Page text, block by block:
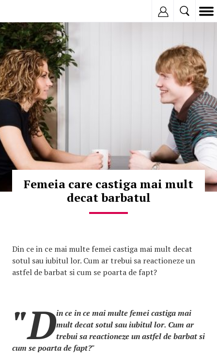
© Copyright:
Femeia care castiga mai mult
decat barbatul
Din ce in ce mai multe femei castiga mai mult decat
sotul sau iubitul lor. Cum ar trebui sa reactioneze un
astfel de barbat si cum se poarta de fapt?
"Din ce in ce mai multe femei castiga mai
mult decat sotul sau iubitul lor. Cum ar
trebui sa reactioneze un astfel de barbat si
cum se poarta de fapt?"